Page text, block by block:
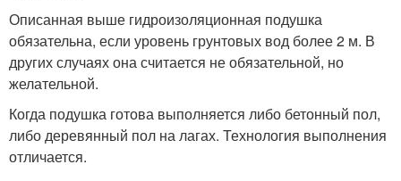
Описанная выше гидроизоляционная подушка
обязательна, если уровень грунтовых вод более 2 м. В
других случаях она считается не обязательной, но
желательной.
Когда подушка готова выполняется либо бетонный пол,
либо деревянный пол на лагах. Технология выполнения
отличается.